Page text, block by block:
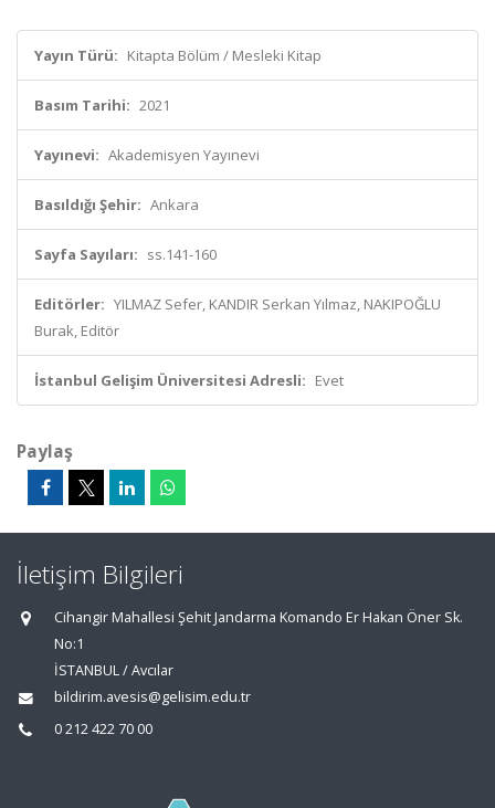
Yayın Türü: Kitapta Bölüm / Mesleki Kitap
Basım Tarihi: 2021
Yayınevi: Akademisyen Yayınevi
Basıldığı Şehir: Ankara
Sayfa Sayıları: ss.141-160
Editörler: YILMAZ Sefer, KANDIR Serkan Yılmaz, NAKIPOĞLU
Burak, Editör
İstanbul Gelişim Üniversitesi Adresli: Evet
Paylaş
İletişim Bilgileri
Cihangir Mahallesi Şehit Jandarma Komando Er Hakan Öner Sk.
No:1
İSTANBUL / Avcılar
bildirim.avesis@gelisim.edu.tr
0 212 422 70 00